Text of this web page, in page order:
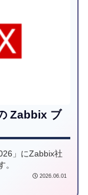
Zabbix ブ
」にZabbix社
。
2026.06.01